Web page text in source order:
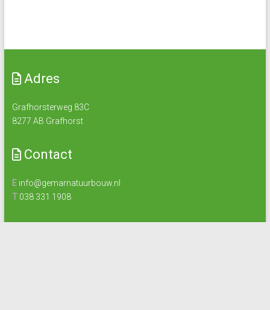
Adres
Grafhorsterweg 83C
8277 AB Grafhorst
Contact
E info@gemarnatuurbouw.nl
T 038 331 1908